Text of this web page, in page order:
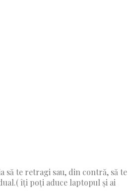
să te retragi sau, din contră, să te
îți poți aduce laptopul și ai